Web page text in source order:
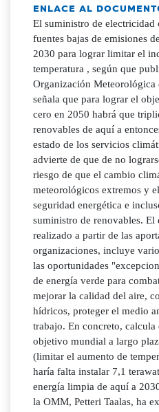
ENLACE AL
El suministro de electricidad
fuentes bajas de emisiones
2030 para lograr limitar el
temperatura , según que
Organización
señala que para lograr el
cero en 2050 habrá que
renovables de aquí a
estado de los servicios
advierte de que de no
riesgo de que el cambio
meteorológicos extremos y
seguridad energética e
suministro de renovables.
realizado a partir de las
organizaciones, incluye
las oportunidades
de energía verde para
mejorar la calidad del aire,
hídricos, proteger el medio
trabajo. En concreto, calcula
objetivo mundial a largo
(limitar el aumento de
haría falta instalar 7,1
energía limpia de aquí a
la OMM, Petteri Taalas, ha